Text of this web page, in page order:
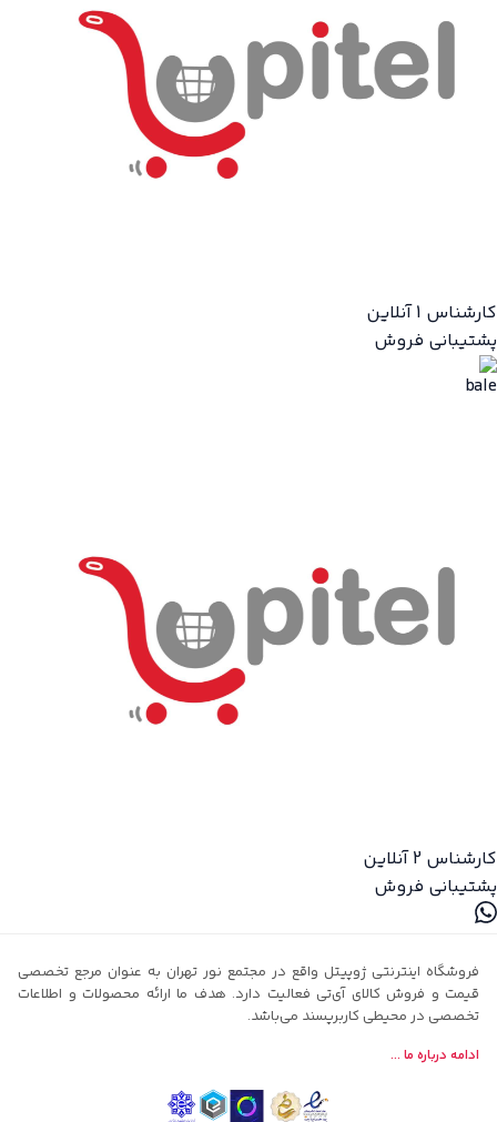
کارشناس 1 آنلاین
پشتیبانی فروش
کارشناس 2
آنلاین
پشتیبانی فروش
فروشگاه اینترنتی ژوپیتل واقع در مجتمع نور تهران به عنوان مرجع تخصصی
قیمت و فروش کالای آی‌تی فعالیت دارد. هدف ما ارائه محصولات و اطلاعات
تخصصی در محیطی کاربرپسند می‌باشد.
ادامه درباره ما ...